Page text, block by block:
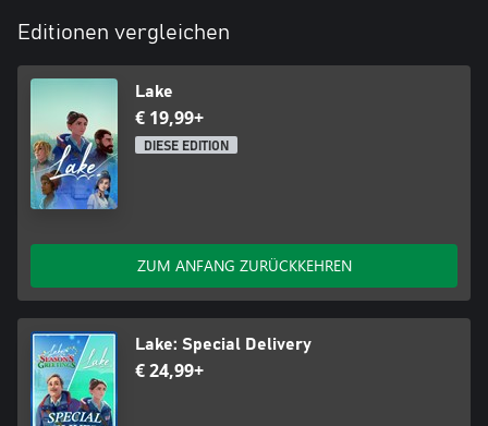
Editionen vergleichen
Lake
€ 19,99+
DIESE EDITION
ZUM ANFANG ZURÜCKKEHREN
Lake: Special Delivery
€ 24,99+